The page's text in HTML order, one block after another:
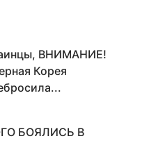
ВНИМАНИЕ!
Корея
БОЯЛИСЬ В